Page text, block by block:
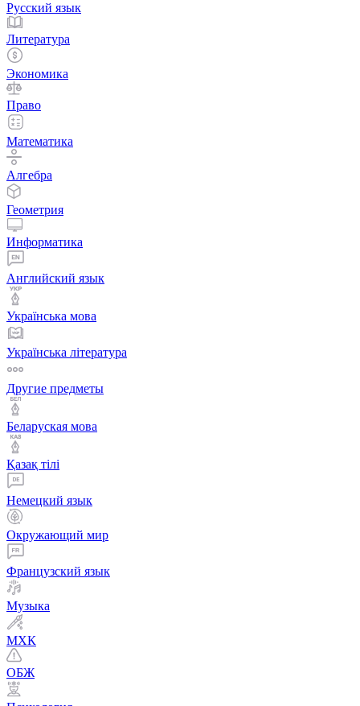
Русский язык
Литература
Экономика
Право
Математика
Алгебра
Геометрия
Информатика
Английский язык
Українська мова
Українська література
Другие предметы
Беларуская мова
Қазақ тiлi
Немецкий язык
Окружающий мир
Французский язык
Музыка
МХК
ОБЖ